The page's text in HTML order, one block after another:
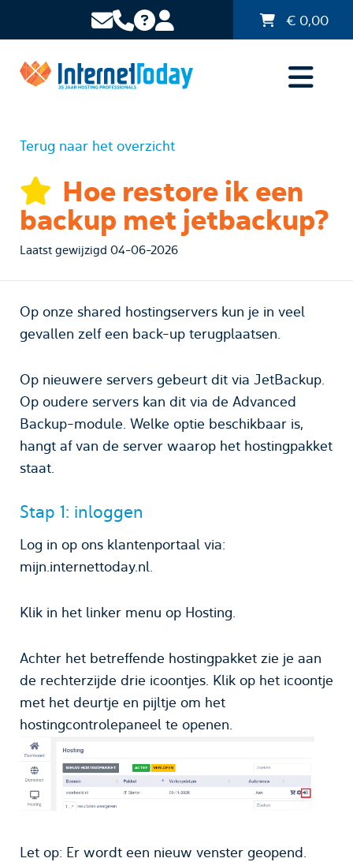
€ 0,00
Terug naar het overzicht
backup met jetbackup?
Laatst gewijzigd 04-06-2026
Op onze shared hostingservers kun je in veel
gevallen zelf een back-up terugplaatsen.
Op nieuwere servers gebeurt dit via JetBackup.
Op oudere servers kan dit via de Advanced
Backup-module. Welke optie beschikbaar is,
hangt af van de server waarop het hostingpakket
staat.
Stap 1: inloggen
Log in op ons klantenportaal via:
mijn.internettoday.nl.
Klik in het linker menu op Hosting.
Achter het betreffende hostingpakket zie je aan
de rechterzijde drie icoontjes. Klik op het icoontje
met het deurtje en pijltje om het
hostingcontrolepaneel te openen.
Let op: Er wordt een nieuw venster geopend.